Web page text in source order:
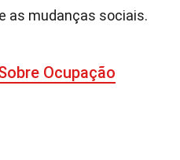
as mudanças sociais.
Ocupação